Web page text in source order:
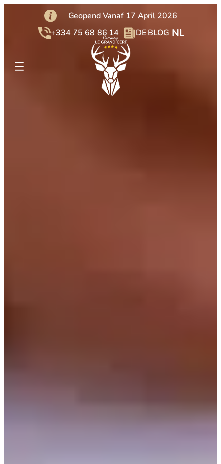
Geopend Vanaf 17 April 2026
+334 75 68 86 14
DE BLOG NL